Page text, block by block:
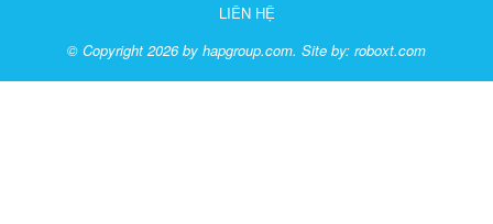
LIÊN HỆ
© Copyright 2026 by hapgroup.com. Site by: roboxt.com